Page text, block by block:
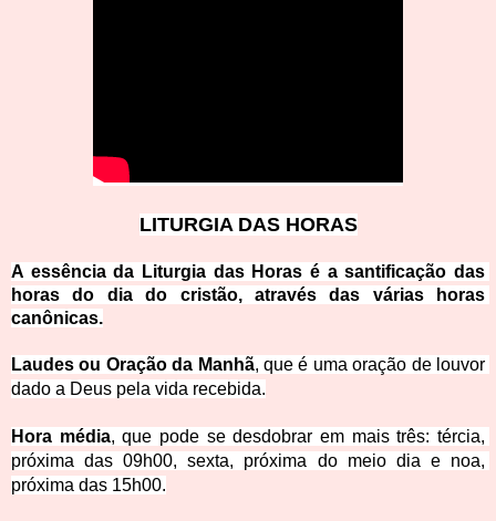
LITURGIA DAS HORAS
A essência da Liturgia das Horas é a santificação das
horas do dia do cristão, através das várias horas
canônicas.
Laudes ou Oração da Manhã, que é uma oração de louvor
dado a Deus pela vida recebida.
Hora média, que pode se desdobrar em mais três: tércia,
próxima das 09h00, sexta, próxima do meio dia e noa,
próxima das 15h00.